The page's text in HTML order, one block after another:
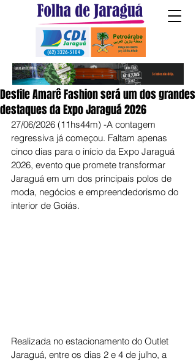
Desfile Amarê Fashion será um dos grandes
destaques da Expo Jaraguá 2026
27/06/2026 (11hs44m) -A contagem
regressiva já começou. Faltam apenas
cinco dias para o início da Expo Jaraguá
2026, evento que promete transformar
Jaraguá em um dos principais polos de
moda, negócios e empreendedorismo do
interior de Goiás.
Realizada no estacionamento do Outlet
Jaraguá, entre os dias 2 e 4 de julho, a